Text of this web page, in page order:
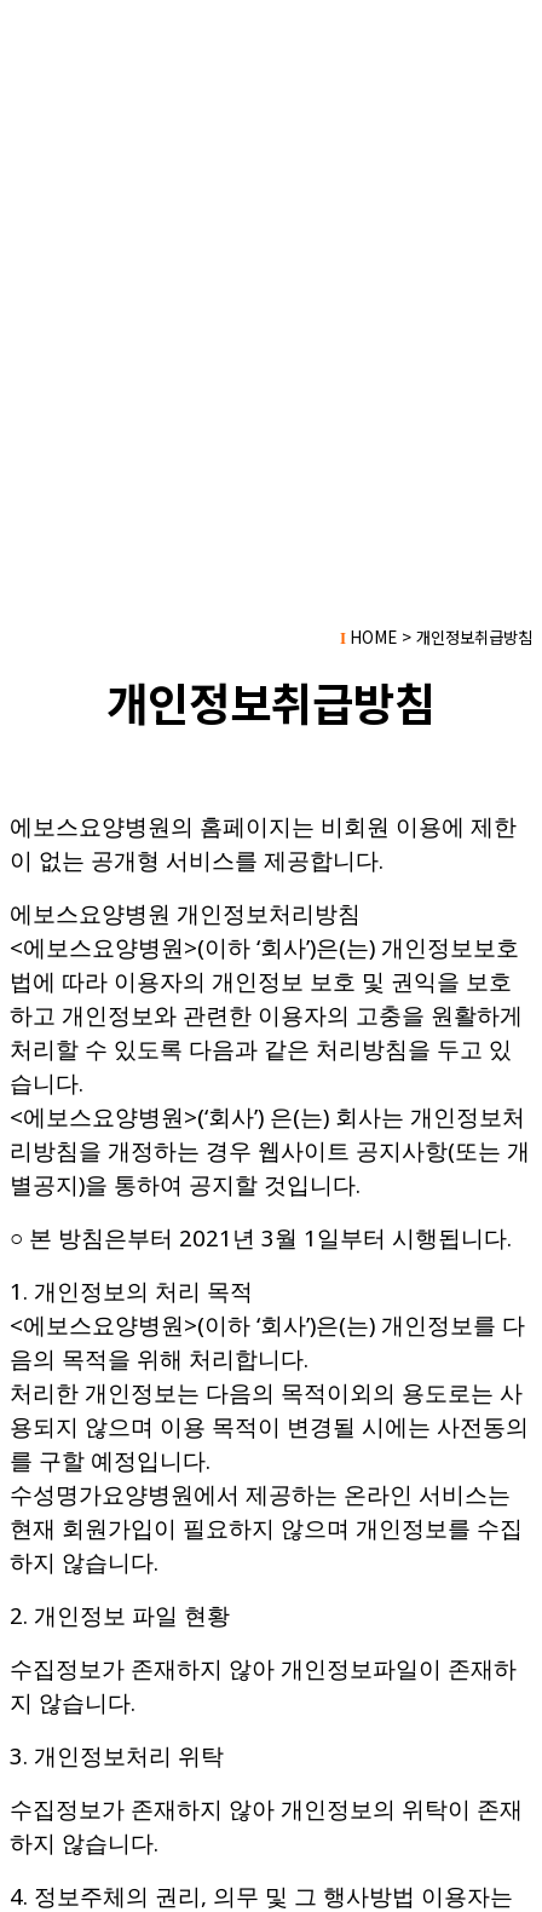
I HOME > 개인정보취급방침
개인정보취급방침
에보스요양병원의 홈페이지는 비회원 이용에 제한
이 없는 공개형 서비스를 제공합니다.
에보스요양병원 개인정보처리방침
<에보스요양병원>(이하 ‘회사’)은(는) 개인정보보호
법에 따라 이용자의 개인정보 보호 및 권익을 보호
하고 개인정보와 관련한 이용자의 고충을 원활하게
처리할 수 있도록 다음과 같은 처리방침을 두고 있
습니다.
<에보스요양병원>(‘회사’) 은(는) 회사는 개인정보처
리방침을 개정하는 경우 웹사이트 공지사항(또는 개
별공지)을 통하여 공지할 것입니다.
○ 본 방침은부터 2021년 3월 1일부터 시행됩니다.
1. 개인정보의 처리 목적
<에보스요양병원>(이하 ‘회사’)은(는) 개인정보를 다
음의 목적을 위해 처리합니다.
처리한 개인정보는 다음의 목적이외의 용도로는 사
용되지 않으며 이용 목적이 변경될 시에는 사전동의
를 구할 예정입니다.
수성명가요양병원에서 제공하는 온라인 서비스는
현재 회원가입이 필요하지 않으며 개인정보를 수집
하지 않습니다.
2. 개인정보 파일 현황
수집정보가 존재하지 않아 개인정보파일이 존재하
지 않습니다.
3. 개인정보처리 위탁
수집정보가 존재하지 않아 개인정보의 위탁이 존재
하지 않습니다.
4. 정보주체의 권리, 의무 및 그 행사방법 이용자는